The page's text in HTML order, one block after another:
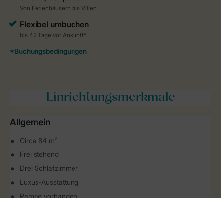
Einrichtungsmerkmale
Allgemein
Circa 84 m²
Frei stehend
Drei Schlafzimmer
Luxus-Ausstattung
Rampe vorhanden